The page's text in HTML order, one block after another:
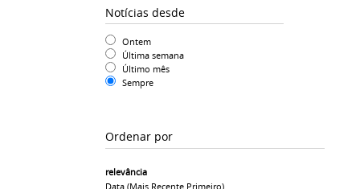
Notícias desde
Ontem
Última semana
Último mês
Sempre
Ordenar por
relevância
Data (mais Recente Primeiro)